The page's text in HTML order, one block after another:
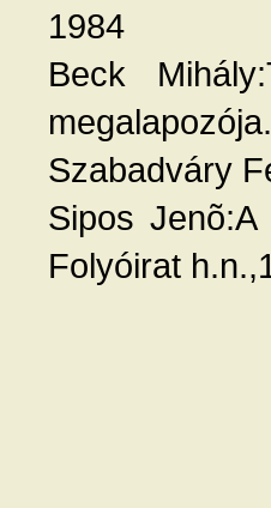
1984
Beck
Szabadváry
Sipos
Folyóirat